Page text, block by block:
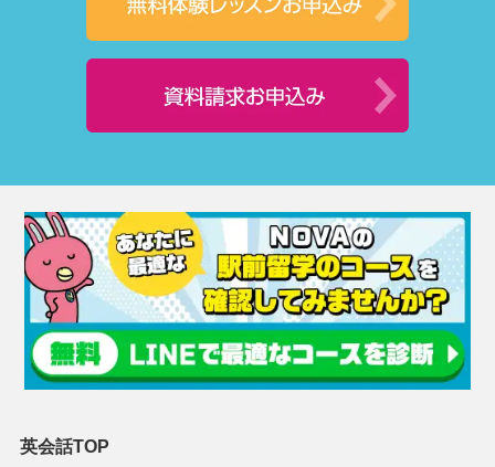
英会話TOP